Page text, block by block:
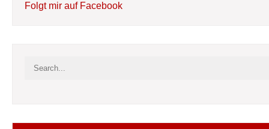
Folgt mir auf Facebook